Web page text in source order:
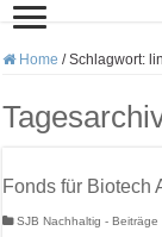
Home / Schlagwort:
Fonds für Biotech
SJB Nachhaltig - Beiträge